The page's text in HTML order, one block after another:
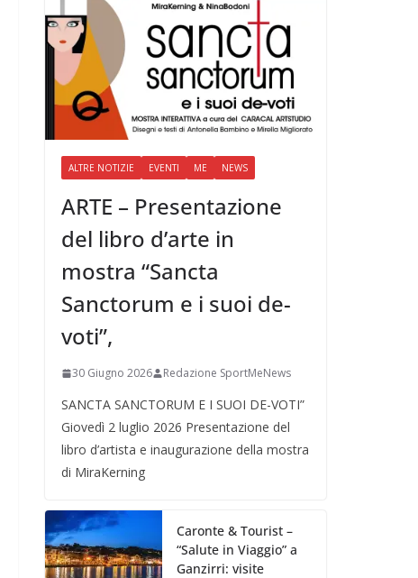
ALTRE NOTIZIE EVENTI ME NEWS
ARTE – Presentazione
del libro d’arte in
mostra “Sancta
Sanctorum e i suoi de-
voti”,
30 Giugno 2026 Redazione SportMeNews
SANCTA SANCTORUM E I SUOI DE-VOTI”
Giovedì 2 luglio 2026 Presentazione del
libro d’artista e inaugurazione della mostra
di MiraKerning
Caronte & Tourist –
“Salute in Viaggio” a
Ganzirri: visite